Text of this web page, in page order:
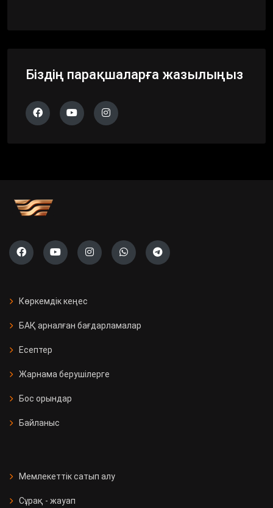
Біздің парақшаларға жазылыңыз
Көркемдік кеңес
БАҚ арналған бағдарламалар
Есептер
Жарнама берушілерге
Бос орындар
Байланыс
Мемлекеттік сатып алу
Сұрақ - жауап